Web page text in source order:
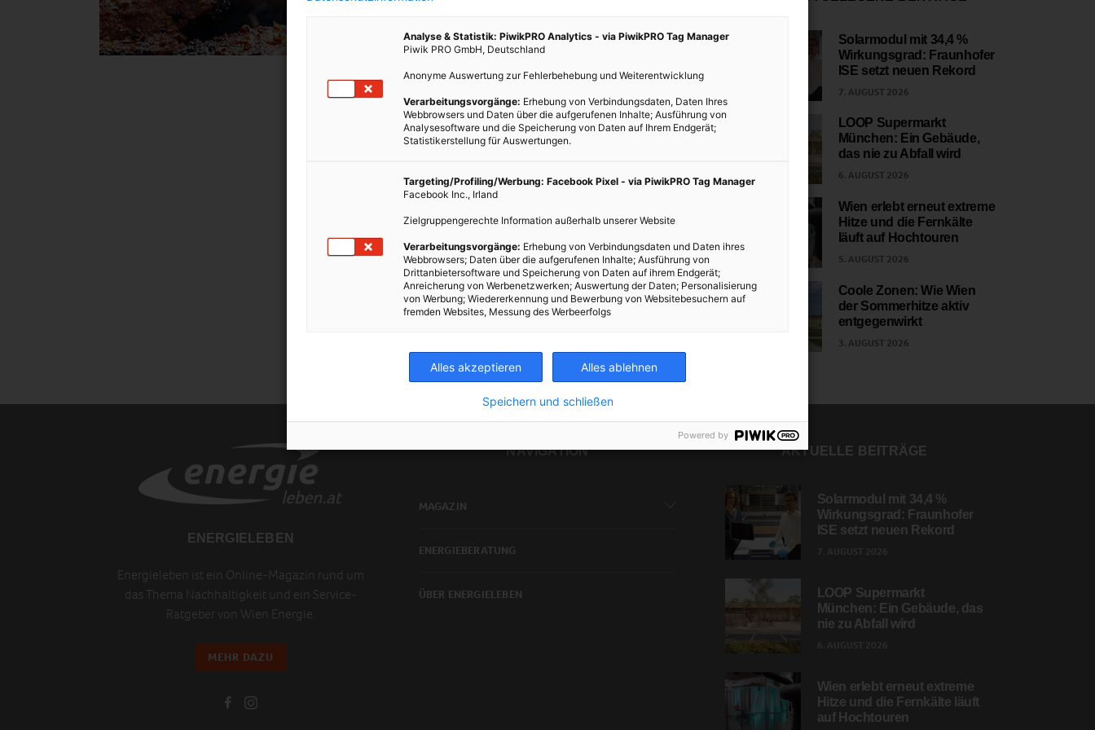
Solarmodul mit 34,4 %
Wirkungsgrad: Fraunhofer
ISE setzt neuen Rekord
7. AUGUST 2026
LOOP Supermarkt
München: Ein Gebäude,
das nie zu Abfall wird
6. AUGUST 2026
Wien erlebt erneut extreme
Hitze und die Fernkälte
läuft auf Hochtouren
5. AUGUST 2026
Coole Zonen: Wie Wien
der Sommerhitze aktiv
entgegenwirkt
3. AUGUST 2026
ENERGIELEBEN
Energieleben ist ein Online-Magazin rund um
das Thema Nachhaltigkeit und ein Service-
Ratgeber von Wien Energie.
MEHR DAZU
NAVIGATION
MAGAZIN
ENERGIEBERATUNG
ÜBER ENERGIELEBEN
AKTUELLE BEITRÄGE
Solarmodul mit 34,4 %
Wirkungsgrad: Fraunhofer
ISE setzt neuen Rekord
LOOP Supermarkt
München: Ein Gebäude, das
nie zu Abfall wird
Wien erlebt erneut extreme
Hitze und die Fernkälte läuft
auf Hochtouren
Analyse & Statistik: PiwikPRO Analytics - via PiwikPRO Tag Manager
Piwik PRO GmbH, Deutschland
Anonyme Auswertung zur Fehlerbehebung und Weiterentwicklung
Verarbeitungsvorgänge: Erhebung von Verbindungsdaten, Daten Ihres
Webbrowsers und Daten über die aufgerufenen Inhalte; Ausführung von
Analysesoftware und die Speicherung von Daten auf Ihrem Endgerät;
Statistikerstellung für Auswertungen.
Targeting/Profiling/Werbung: Facebook Pixel - via PiwikPRO Tag Manager
Facebook Inc., Irland
Zielgruppengerechte Information außerhalb unserer Website
Verarbeitungsvorgänge: Erhebung von Verbindungsdaten und Daten ihres
Webbrowsers; Daten über die aufgerufenen Inhalte; Ausführung von
Drittanbietersoftware und Speicherung von Daten auf ihrem Endgerät;
Anreicherung von Werbenetzwerken; Auswertung der Daten; Personalisierung
von Werbung; Wiedererkennung und Bewerbung von Websitebesuchern auf
fremden Websites, Messung des Werbeerfolgs
Alles akzeptieren Alles ablehnen
Speichern und schließen
Powered by